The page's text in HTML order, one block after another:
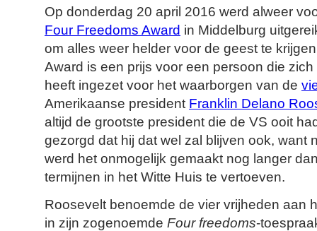
Op donderdag 20 april 2016 werd alweer
Four Freedoms Award in Middelburg
om alles weer helder voor de geest te
Award is een prijs voor een persoon die
heeft ingezet voor het waarborgen van de
Amerikaanse president Franklin Delano
altijd de grootste president die de VS ooit
gezorgd dat hij dat wel zal blijven ook, want
werd het onmogelijk gemaakt nog langer
termijnen in het Witte Huis te vertoeven.
Roosevelt benoemde de vier vrijheden aan
in zijn zogenoemde Four freedoms-